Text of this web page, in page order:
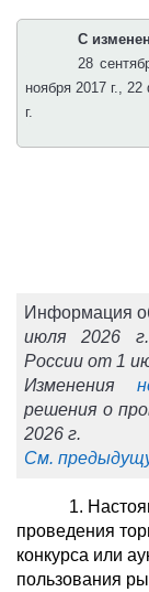
С
28
ноября 2017 г.,
г.
Информация
июля 2026
России от 1
Изменения
решения о
2026 г.
См.
1.
проведения
конкурса или
пользования